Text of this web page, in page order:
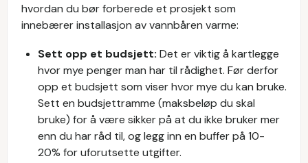
hvordan du bør forberede et prosjekt som
innebærer installasjon av vannbåren varme:
Sett opp et budsjett: Det er viktig å kartlegge
hvor mye penger man har til rådighet. Før derfor
opp et budsjett som viser hvor mye du kan bruke.
Sett en budsjettramme (maksbeløp du skal
bruke) for å være sikker på at du ikke bruker mer
enn du har råd til, og legg inn en buffer på 10-
20% for uforutsette utgifter.